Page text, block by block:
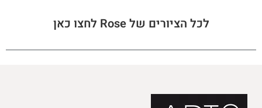
לכל הציורים של Rose לחצו כאן